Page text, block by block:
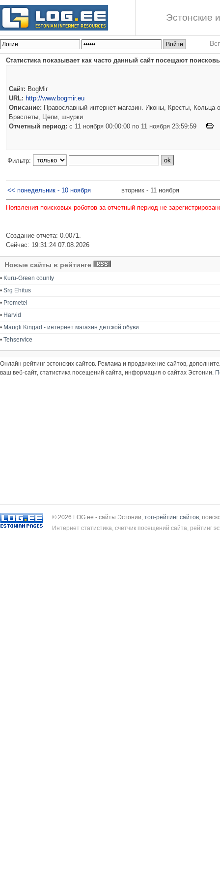
Эстонские
Статистика показывает как часто данный сайт посещают
Сайт: BogMir
URL: http://www.bogmir.eu
Описание: Православный интернет-магазин. Иконы, Кресты, Кольца-
Браслеты, Цепи, шнурки
Отчетный период: c 11 ноября 00:00:00 по 11 ноября 23:59:59
Фильтр:
<< понедельник - 10 ноября вторник - 11 ноября
Появления поисковых роботов за отчетный период не
Создание отчета: 0.0071.
Сейчас: 19:31:24 07.08.2026
Новые сайты в рейтинге
• Kuru-Green county
• Srg Ehitus
• Prometei
• Harvid
• Maugli Kingad - интернет магазин детской обуви
• Tehservice
Онлайн рейтинг эстонских сайтов. Реклама и продвижение сайтов,
ваш веб-сайт, статистика посещений сайта, информация о сайтах Эстонии.
© 2026 LOG.ee - сайты Эстонии, топ-рейтинг сайтов ,
Интернет статистика, счетчик посещений сайта, рейтинг